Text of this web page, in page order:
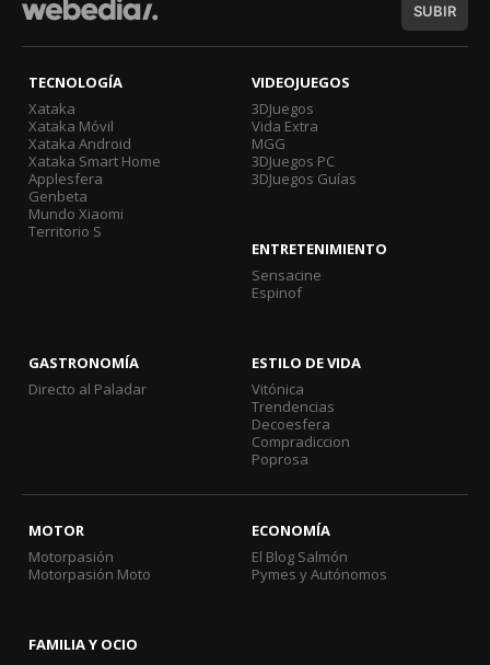
SUBIR
TECNOLOGÍA
Xataka
Xataka Móvil
Xataka Android
Xataka Smart Home
Applesfera
Genbeta
Mundo Xiaomi
Territorio S
VIDEOJUEGOS
3DJuegos
Vida Extra
MGG
3DJuegos PC
3DJuegos Guías
ENTRETENIMIENTO
Sensacine
Espinof
GASTRONOMÍA
Directo al Paladar
ESTILO DE VIDA
Vitónica
Trendencias
Decoesfera
Compradiccion
Poprosa
MOTOR
Motorpasión
Motorpasión Moto
ECONOMÍA
El Blog Salmón
Pymes y Autónomos
FAMILIA Y OCIO